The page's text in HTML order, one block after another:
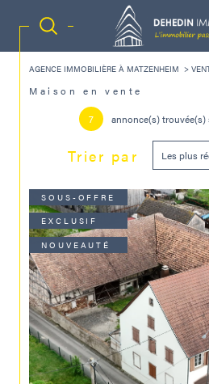
AGENCE IMMOBILIÈRE À MATZENHEIM
Maison en vente
7
annonce(s)
Trier par Les plus
SOUS-OFFRE
EXCLUSIF
NOUVEAUTÉ